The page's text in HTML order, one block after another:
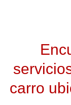
carro